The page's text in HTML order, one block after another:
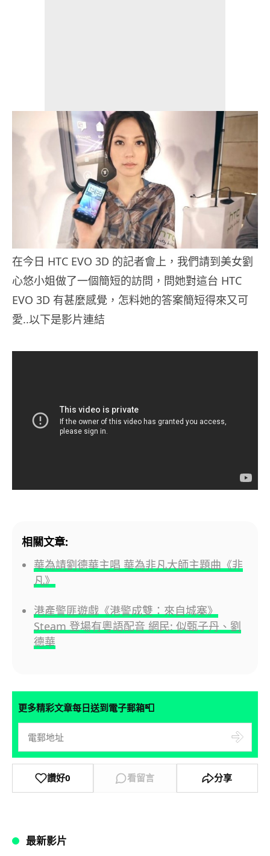
在今日 HTC EVO 3D 的記者會上，我們請到美女劉
心悠小姐做了一個簡短的訪問，問她對這台 HTC
EVO 3D 有甚麼感覺，怎料她的答案簡短得來又可
愛..以下是影片連結
相關文章:
華為請劉德華主唱 華為非凡大師主題曲《非
凡》
港產警匪遊戲《港警成雙：來自城寨》
Steam 登場有粵語配音 網民: 似甄子丹、劉
德華
更多精彩文章每日送到電子郵箱📮
讚好0 看留言 分享
最新影片